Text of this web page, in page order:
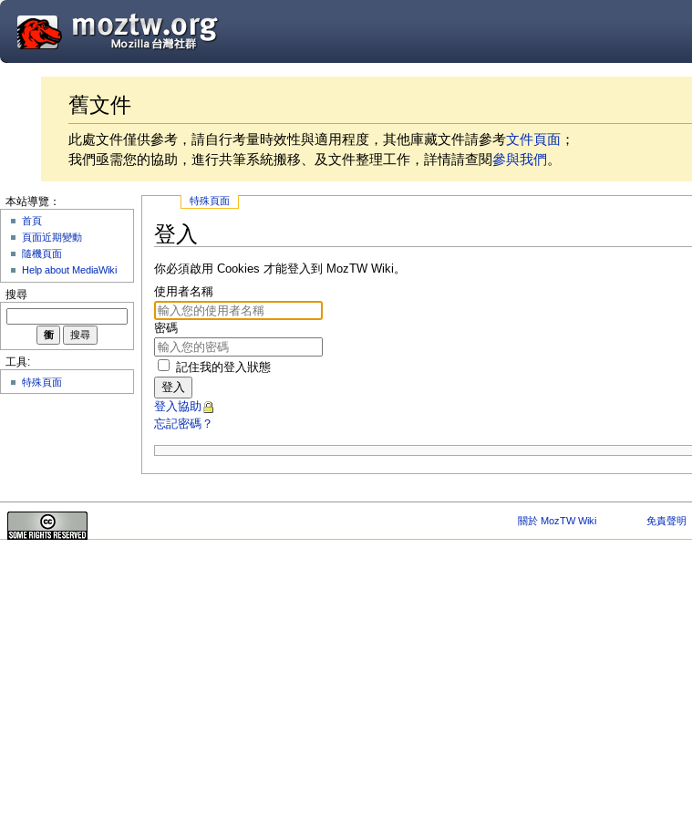
舊文件
此處文件僅供參考，請自行考量時效性與適用程度，其他庫藏文件請參考文件頁面 ；
我們亟需您的協助，進行共筆系統搬移、及文件整理工作，詳情請查閱參與我們。
特殊頁面
登入
你必須啟用 Cookies 才能登入到 MozTW Wiki。
使用者名稱
密碼
記住我的登入狀態
登入
登入協助
忘記密碼？
本站導覽：
首頁
頁面近期變動
隨機頁面
Help about MediaWiki
搜尋
工具:
特殊頁面
關於 MozTW Wiki 免責聲明